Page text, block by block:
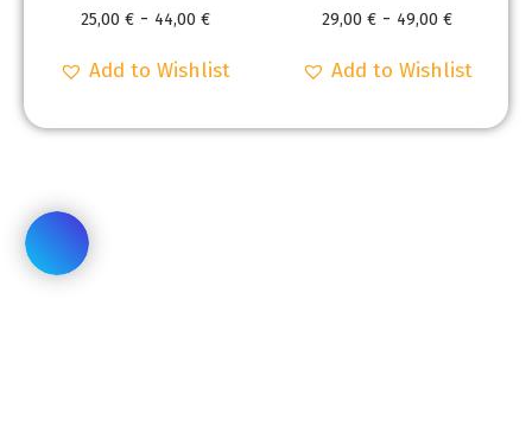
25,00 € - 44,00 €
Add to Wishlist
29,00 € - 49,00 €
Add to Wishlist